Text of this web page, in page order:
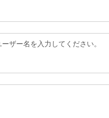
ザー名を入力してください。